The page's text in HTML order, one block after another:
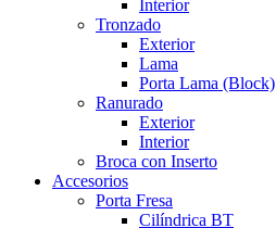
Interior
Tronzado
Exterior
Lama
Porta Lama (Block)
Ranurado
Exterior
Interior
Broca con Inserto
Accesorios
Porta Fresa
Cilíndrica BT